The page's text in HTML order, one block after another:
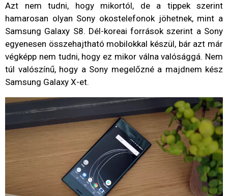
Azt nem tudni, hogy mikortól, de a tippek szerint
hamarosan olyan Sony okostelefonok jöhetnek, mint a
Samsung Galaxy S8. Dél-koreai források szerint a Sony
egyenesen összehajtható mobilokkal készül, bár azt már
végképp nem tudni, hogy ez mikor válna valósággá. Nem
túl valószínű, hogy a Sony megelőzné a majdnem kész
Samsung Galaxy X-et.